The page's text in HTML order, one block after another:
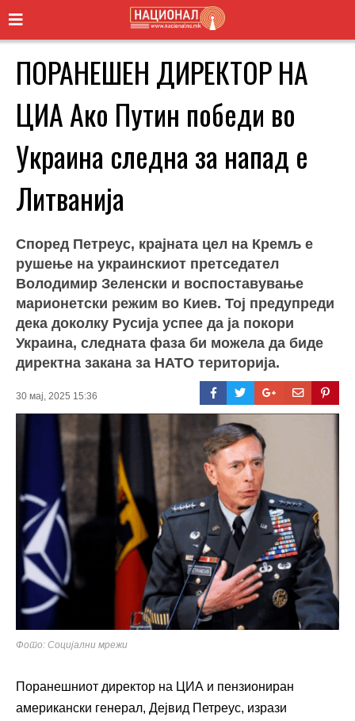
ПОРАНЕШЕН ДИРЕКТОР НА
ЦИА Ако Путин победи во
Украина следна за напад е
Литванија
Според Петреус, крајната цел на Кремљ е
рушење на украинскиот претседател
Володимир Зеленски и воспоставување
марионетски режим во Киев. Тој предупреди
дека доколку Русија успее да ја покори
Украина, следната фаза би можела да биде
директна закана за НАТО територија.
30 мај, 2025 15:36
Фото: Социјални мрежи
Поранешниот директор на ЦИА и пензиониран
американски генерал, Дејвид Петреус, изрази